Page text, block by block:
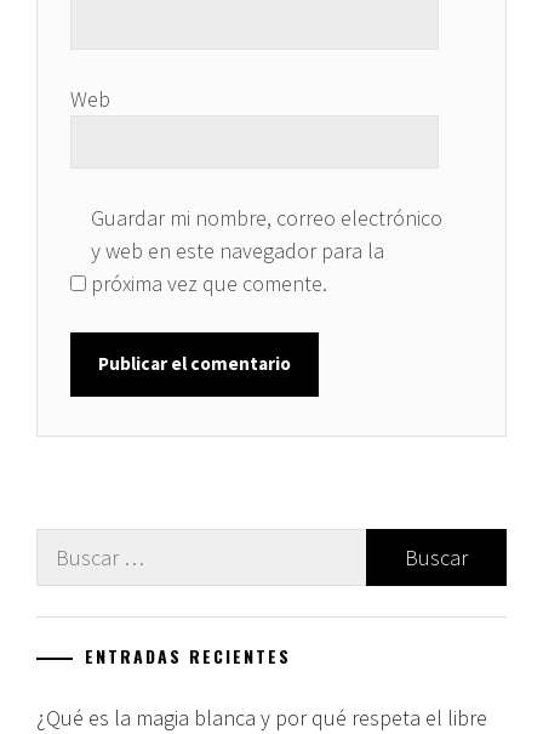
Web
Guardar mi nombre, correo electrónico
y web en este navegador para la
próxima vez que comente.
Buscar:
ENTRADAS RECIENTES
¿Qué es la magia blanca y por qué respeta el libre